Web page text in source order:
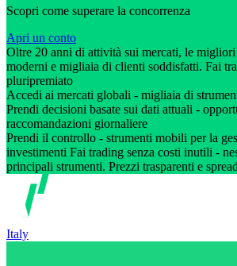
Scopri come superare la concorrenza
Apri un conto
Oltre 20 anni di attività sui mercati, le
moderni e migliaia di clienti soddisfatti. Fai
pluripremiato
Accedi ai mercati globali - migliaia di
Prendi decisioni basate sui dati attuali -
raccomandazioni giornaliere
Prendi il controllo - strumenti mobili per la
investimenti Fai trading senza costi inutili -
principali strumenti. Prezzi trasparenti e
Italy